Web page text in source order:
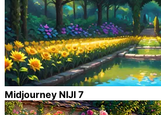
Midjourney NIJI 7